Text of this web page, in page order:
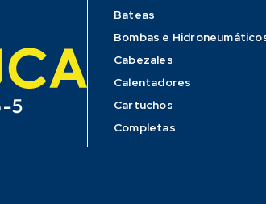
Bateas
Bombas e
Cabezales
Calentadores
Cartuchos
Completas